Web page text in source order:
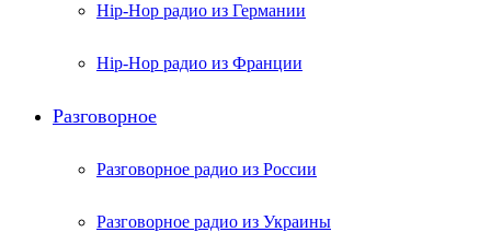
Hip-Hop радио из Германии
Hip-Hop радио из Франции
Разговорное
Разговорное радио из России
Разговорное радио из Украины